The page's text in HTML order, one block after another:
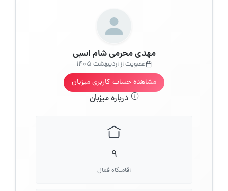
مهدی محرمی شام اسبی
عضویت از اردیبهشت 1405
مشاهده حساب کاربری میزبان
درباره میزبان
9
اقامتگاه فعال